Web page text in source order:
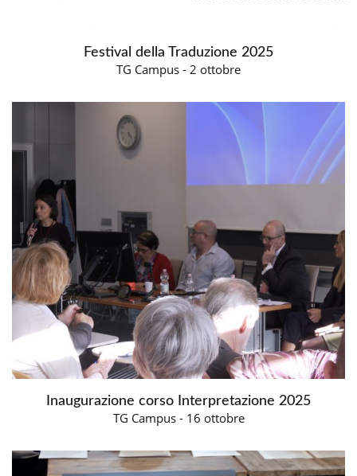
Festival della Traduzione 2025
TG Campus - 2 ottobre
Inaugurazione corso Interpretazione 2025
TG Campus - 16 ottobre